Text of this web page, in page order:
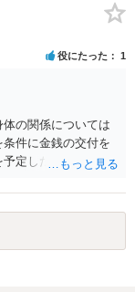
役にたった 1
の関係については
件に金銭の交付を
定した等相手を錯
えた上で相手もそ
には該当しないか